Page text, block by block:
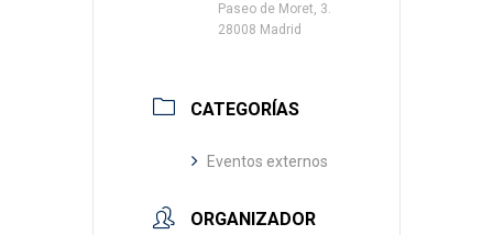
Paseo de Moret, 3.
28008 Madrid
CATEGORÍAS
Eventos externos
ORGANIZADOR